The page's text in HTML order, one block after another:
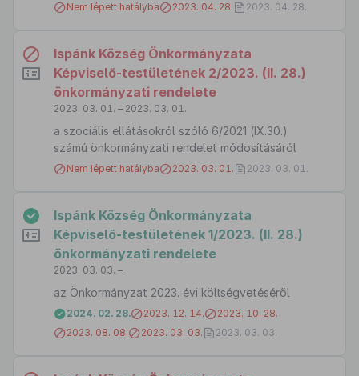
Nem lépett hatályba 2023. 04. 28. 2023. 04. 28.
Ispánk Község Önkormányzata
Képviselő-testületének 2/2023. (II. 28.)
önkormányzati rendelete
2023. 03. 01. – 2023. 03. 01.
a szociális ellátásokról szóló 6/2021 (IX.30.)
számú önkormányzati rendelet módosításáról
Nem lépett hatályba 2023. 03. 01. 2023. 03. 01.
Ispánk Község Önkormányzata
Képviselő-testületének 1/2023. (II. 28.)
önkormányzati rendelete
2023. 03. 03. –
az Önkormányzat 2023. évi költségvetéséről
2024. 02. 28. 2023. 12. 14.
2023. 10. 28.
2023. 08. 08.
2023. 03. 03. 2023. 03. 03.